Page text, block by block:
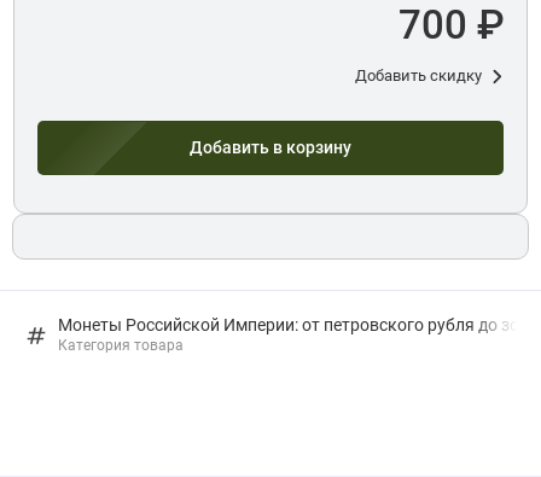
Монеты Российской Империи: от петровского рубля до
Категория товара
700 ₽
Добавить скидку
Добавить в корзину